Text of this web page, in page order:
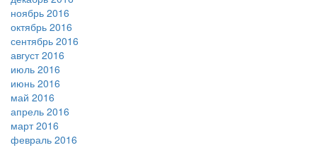
ноябрь 2016
октябрь 2016
сентябрь 2016
август 2016
июль 2016
июнь 2016
май 2016
апрель 2016
март 2016
февраль 2016